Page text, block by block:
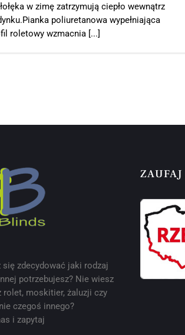
w zimę zatrzymują ciepło wewnątrz
poliuretanowa wypełniająca
roletowy wzmacnia [...]
się zdecydować jaki rodzaj
potrzebujesz? Nie wiesz
rolet, moskitier, żaluzji czy
czegoś innego?
i zapytaj
ZAUFAJ